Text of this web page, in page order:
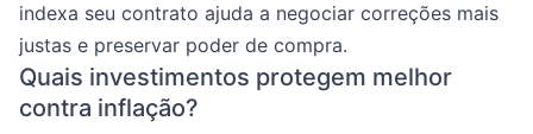
indexa seu contrato ajuda a negociar correções mais
justas e preservar poder de compra.
Quais investimentos protegem melhor
contra inflação?